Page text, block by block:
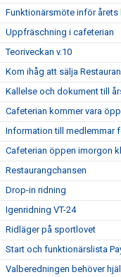
Funktionärsmöte inför
Uppfräschning i cafeterian
Teoriveckan v.10
Kom ihåg att sälja
Kallelse och dokument till
Cafeterian kommer vara
Information till medlemmar
Cafeterian öppen imorgon
Restaurangchansen
Drop-in ridning
Igenridning VT-24
Ridläger på sportlovet
Start och funktionärslista
Valberedningen behöver